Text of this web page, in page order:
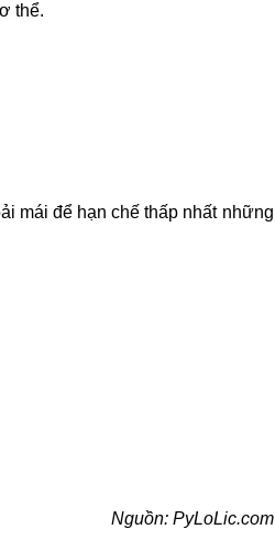
thể.
mái để hạn chế thấp nhất những
Nguồn: PyLoLic.com